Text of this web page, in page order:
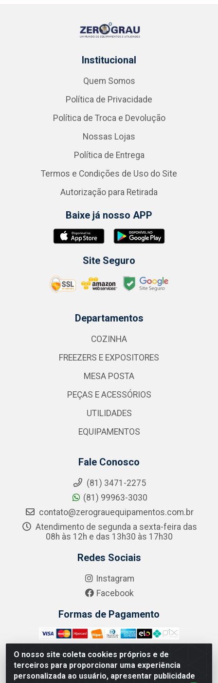
O nosso site coleta cookies próprios e de
terceiros para proporcionar uma experiência
personalizada ao usuário, apresentar publicidade
Institucional
Quem Somos
Política de Privacidade
Política de Troca e Devolução
Nossas Lojas
Política de Entrega
Termos e Condições de Uso do Site
Autorização para Retirada
Baixe já nosso APP
Site Seguro
Departamentos
COZINHA
FREEZERS E EXPOSITORES
MESA POSTA
PEÇAS E ACESSÓRIOS
UTILIDADES
EQUIPAMENTOS
Fale Conosco
(81) 3471-2275
(81) 99963-3030
contato@zerograuequipamentos.com.br
Atendimento de segunda a sexta-feira das
08h às 12h e das 13h30 às 17h30
Redes Sociais
Instagram
Facebook
Formas de Pagamento
Zero Grau - Rua Jean Emile Favre, 746 - Ipsep,